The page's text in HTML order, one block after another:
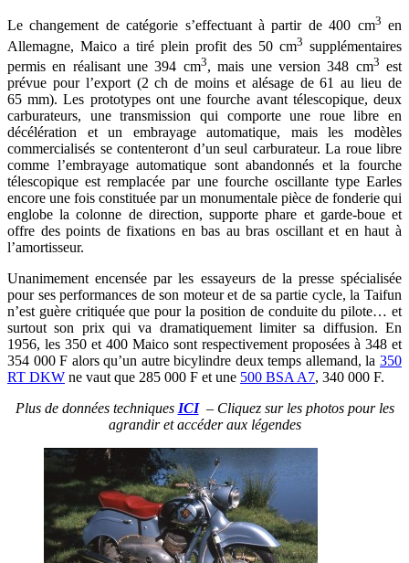
Le changement de catégorie s’effectuant à partir de 400 cm3 en
Allemagne, Maico a tiré plein profit des 50 cm3 supplémentaires
permis en réalisant une 394 cm3, mais une version 348 cm3 est
prévue pour l’export (2 ch de moins et alésage de 61 au lieu de
65 mm). Les prototypes ont une fourche avant télescopique, deux
carburateurs, une transmission qui comporte une roue libre en
décélération et un embrayage automatique, mais les modèles
commercialisés se contenteront d’un seul carburateur. La roue libre
comme l’embrayage automatique sont abandonnés et la fourche
télescopique est remplacée par une fourche oscillante type Earles
encore une fois constituée par un monumentale pièce de fonderie qui
englobe la colonne de direction, supporte phare et garde-boue et
offre des points de fixations en bas au bras oscillant et en haut à
l’amortisseur.
Unanimement encensée par les essayeurs de la presse spécialisée
pour ses performances de son moteur et de sa partie cycle, la Taifun
n’est guère critiquée que pour la position de conduite du pilote… et
surtout son prix qui va dramatiquement limiter sa diffusion. En
1956, les 350 et 400 Maico sont respectivement proposées à 348 et
354 000 F alors qu’un autre bicylindre deux temps allemand, la 350
RT DKW ne vaut que 285 000 F et une 500 BSA A7, 340 000 F.
Plus de données techniques ICI– Cliquez sur les photos pour les
agrandir et accéder aux légendes